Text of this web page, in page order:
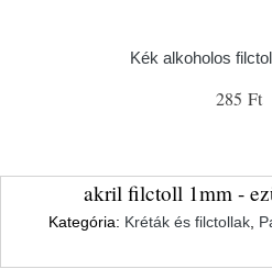
Kék alkoholos
285 Ft
akril filctoll 1mm -
Kategória: Kréták és filctollak